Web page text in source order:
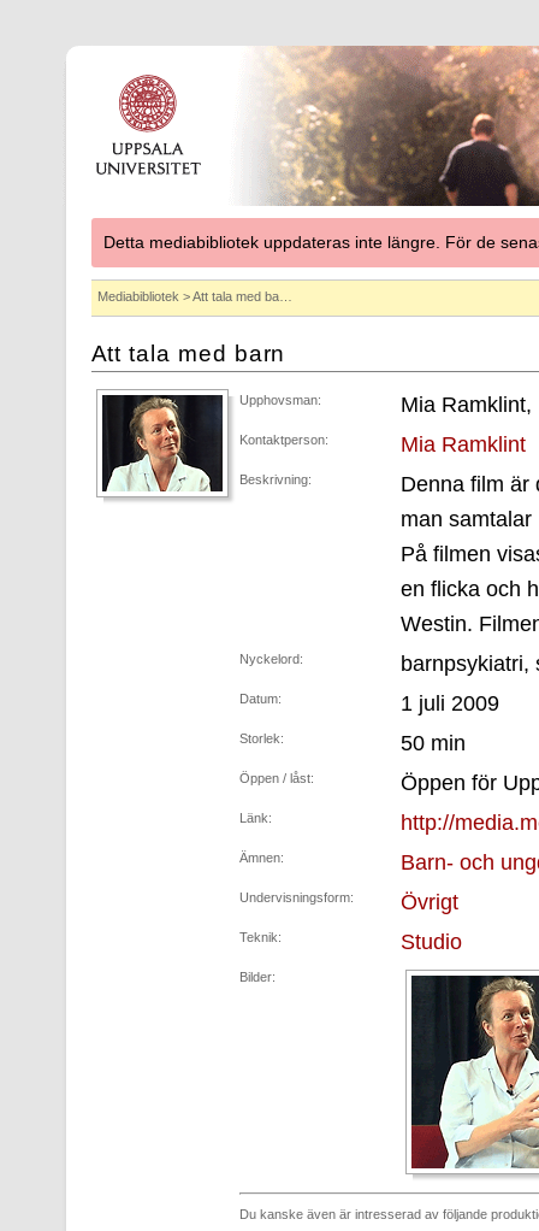
Detta mediabibliotek uppdateras inte längre. För de
Mediabibliotek > Att tala med ba…
Att tala med barn
Upphovsman: Mia
Kontaktperson: Mia Ramklint
Beskrivning:
Denna film är
man
På filmen
en flicka och
Westin.
Nyckelord: barnpsykiatri,
Datum: 1 juli 2009
Storlek: 50 min
Öppen / låst: Öppen för
Länk: http://
Ämnen: Barn- och
Undervisningsform: Övrigt
Teknik: Studio
Bilder:
Du kanske även är intresserad av följande